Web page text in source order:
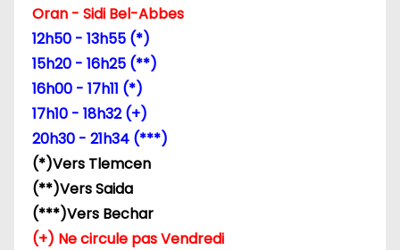
Oran - Sidi Bel-Abbes
12h50 - 13h55 (*)
15h20 - 16h25 (**)
16h00 - 17h11 (*)
17h10 - 18h32 (+)
20h30 - 21h34 (***)
(*)Vers Tlemcen
(**)Vers Saida
(***)Vers Bechar
(+) Ne circule pas Vendredi